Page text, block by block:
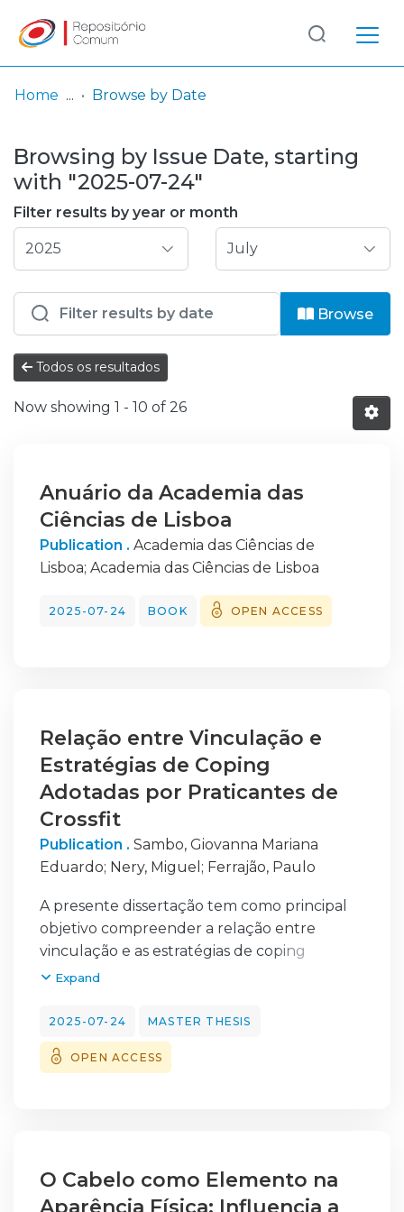
& Collections
Browse repository
Entities
Log
In
(current)
Home Browse by Date
Browsing by Issue Date, starting
with "2025-07-24"
Filter results by year or month
Browse
Todos os resultados
Now showing 1 - 10 of 26
Anuário da Academia das
Ciências de Lisboa
Publication . Academia das Ciências de
Lisboa; Academia das Ciências de Lisboa
2025-07-24 BOOK OPEN ACCESS
Relação entre Vinculação e
Estratégias de Coping
Adotadas por Praticantes de
Crossfit
Publication . Sambo, Giovanna Mariana
Eduardo; Nery, Miguel ; Ferrajão, Paulo
A presente dissertação tem como principal
objetivo compreender a relação entre
vinculação e as estratégias de coping
adotadas por praticantes de crossfit.
102 do sexo feminino e 98 do sexo masculino,
com idades compreendidas entre os 18 e 96
de idade. Em consonância com os objetivos
sociodemógrafico, a Escala de Vinculação do
Adulto (EVA) e o Inventário de Coping
Expand
2025-07-24 MASTER THESIS
OPEN ACCESS
O Cabelo como Elemento na
Aparência Física: Influencia a